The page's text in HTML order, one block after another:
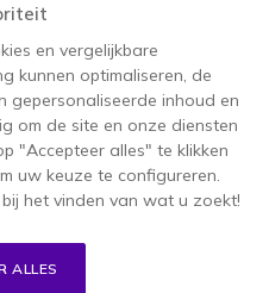
touchscreen van 4,0 inch (480 x
Shield Technology
en vergelijkbare
kunnen optimaliseren, de
gepersonaliseerde inhoud en
om de site en onze diensten
"Accepteer alles" te klikken
uw keuze te configureren.
het vinden van wat u zoekt!
ALLES